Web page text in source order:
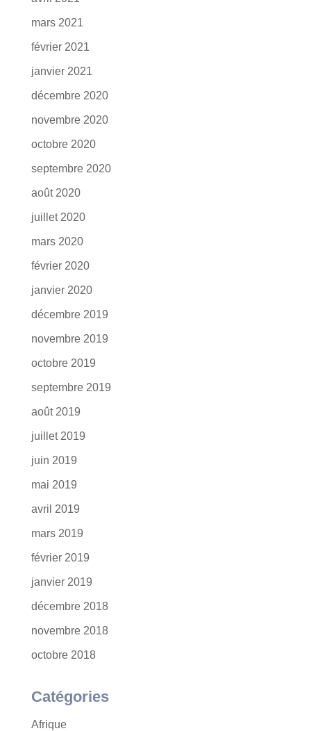
mars 2021
février 2021
janvier 2021
décembre 2020
novembre 2020
octobre 2020
septembre 2020
août 2020
juillet 2020
mars 2020
février 2020
janvier 2020
décembre 2019
novembre 2019
octobre 2019
septembre 2019
août 2019
juillet 2019
juin 2019
mai 2019
avril 2019
mars 2019
février 2019
janvier 2019
décembre 2018
novembre 2018
octobre 2018
Catégories
Afrique